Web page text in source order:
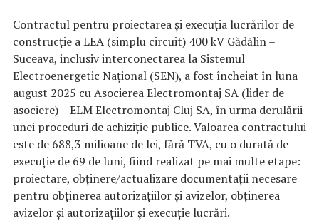
Contractul pentru proiectarea și execuția lucrărilor de
construcție a LEA (simplu circuit) 400 kV Gădălin –
Suceava, inclusiv interconectarea la Sistemul
Electroenergetic Național (SEN), a fost încheiat în luna
august 2025 cu Asocierea Electromontaj SA (lider de
asociere) – ELM Electromontaj Cluj SA, în urma derulării
unei proceduri de achiziție publice. Valoarea contractului
este de 688,3 milioane de lei, fără TVA, cu o durată de
execuție de 69 de luni, fiind realizat pe mai multe etape:
proiectare, obținere/actualizare documentații necesare
pentru obținerea autorizațiilor și avizelor, obținerea
avizelor și autorizațiilor și execuție lucrări.